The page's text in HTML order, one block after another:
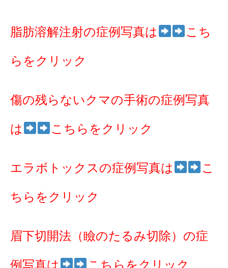
脂肪溶解注射の症例写真は こち
らをクリック
傷の残らないクマの手術の症例写真
は こちらをクリック
エラボトックスの症例写真は こ
ちらをクリック
眉下切開法（瞼のたるみ切除）の症
例写真は こちらをクリック